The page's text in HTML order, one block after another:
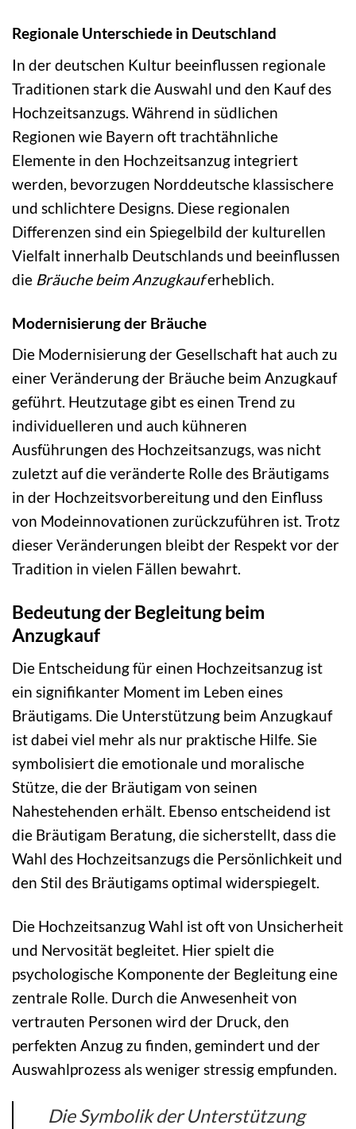
Regionale Unterschiede in Deutschland
In der deutschen Kultur beeinflussen regionale
Traditionen stark die Auswahl und den Kauf des
Hochzeitsanzugs. Während in südlichen
Regionen wie Bayern oft trachtähnliche
Elemente in den Hochzeitsanzug integriert
werden, bevorzugen Norddeutsche klassischere
und schlichtere Designs. Diese regionalen
Differenzen sind ein Spiegelbild der kulturellen
Vielfalt innerhalb Deutschlands und beeinflussen
die Bräuche beim Anzugkauferheblich.
Modernisierung der Bräuche
Die Modernisierung der Gesellschaft hat auch zu
einer Veränderung der Bräuche beim Anzugkauf
geführt. Heutzutage gibt es einen Trend zu
individuelleren und auch kühneren
Ausführungen des Hochzeitsanzugs, was nicht
zuletzt auf die veränderte Rolle des Bräutigams
in der Hochzeitsvorbereitung und den Einfluss
von Modeinnovationen zurückzuführen ist. Trotz
dieser Veränderungen bleibt der Respekt vor der
Tradition in vielen Fällen bewahrt.
Bedeutung der Begleitung beim
Anzugkauf
Die Entscheidung für einen Hochzeitsanzug ist
ein signifikanter Moment im Leben eines
Bräutigams. Die Unterstützung beim Anzugkauf
ist dabei viel mehr als nur praktische Hilfe. Sie
symbolisiert die emotionale und moralische
Stütze, die der Bräutigam von seinen
Nahestehenden erhält. Ebenso entscheidend ist
die Bräutigam Beratung, die sicherstellt, dass die
Wahl des Hochzeitsanzugs die Persönlichkeit und
den Stil des Bräutigams optimal widerspiegelt.
Die Hochzeitsanzug Wahl ist oft von Unsicherheit
und Nervosität begleitet. Hier spielt die
psychologische Komponente der Begleitung eine
zentrale Rolle. Durch die Anwesenheit von
vertrauten Personen wird der Druck, den
perfekten Anzug zu finden, gemindert und der
Auswahlprozess als weniger stressig empfunden.
Die Symbolik der Unterstützung